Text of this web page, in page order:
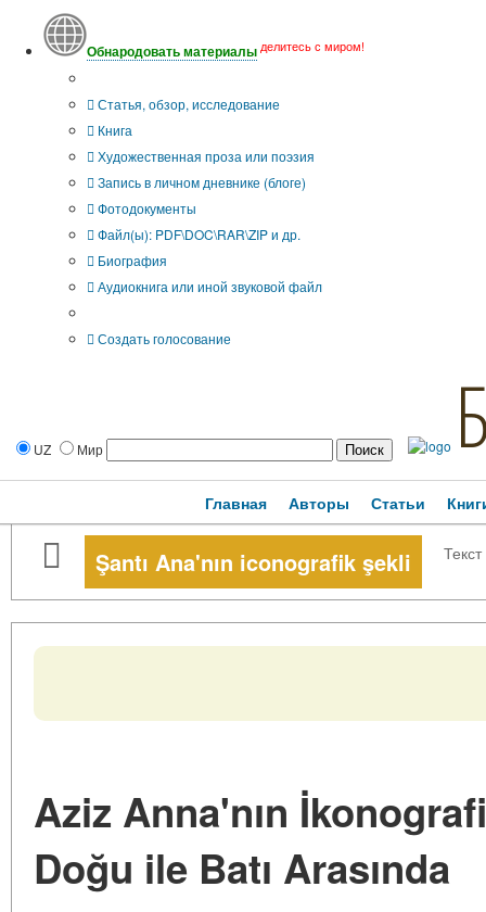
Обнародовать материалы делитесь с миром!
Статья, обзор, исследование
Книга
Художественная проза или поэзия
Запись в личном дневнике (блоге)
Фотодокументы
Файл(ы): PDF\DOC\RAR\ZIP и др.
Биография
Аудиокнига или иной звуковой файл
Создать голосование
UZ Мир
Главная Авторы Статьи
Şantı Ana'nın iconografik şekli
Aziz Anna'nın
Doğu ile Batı Arasında